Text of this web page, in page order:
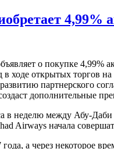
4,99%
о покупке 4,99%
в ходе открытых торгов
партнерского
дополнительные
в неделю между Абу-
Airways начала
а через некоторое